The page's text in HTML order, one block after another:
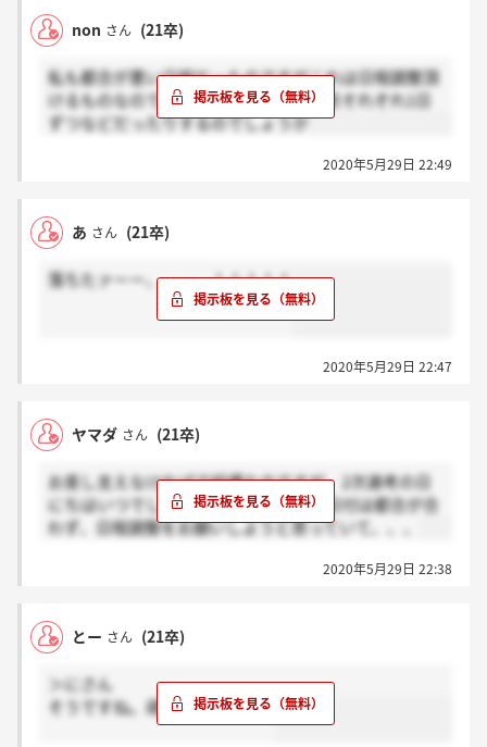
non さん (21卒)
私も都合が悪い日程だったのですがこれは日程調整頂
けるものなのですかね、、、大阪と東京それぞれ1日
ずつなどだったりするのでしょうか
2020年5月29日 22:49
あ さん (21卒)
落ちたァーー、、、、！！！！！
2020年5月29日 22:47
ヤマダ さん (21卒)
お差し支えなければで結構なのですが、2次選考の日
にちはいつでしたか？私が指定された日付は都合が合
わず、日程調整をお願いしようと思っていて、、、
2020年5月29日 22:38
とー さん (21卒)
＞にさん
そうですね。頑張りましょう。